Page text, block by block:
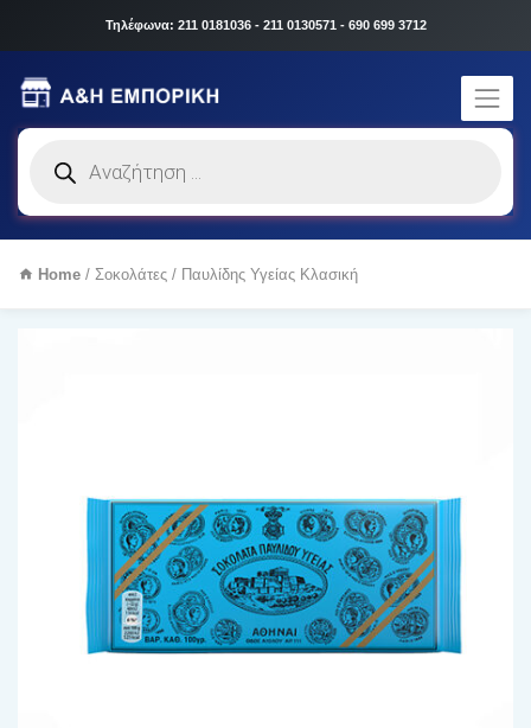
Τηλέφωνα: 211 0181036 - 211 0130571 - 690 699 3712
search
Home / Σοκολάτες / Παυλίδης Υγείας Κλασική